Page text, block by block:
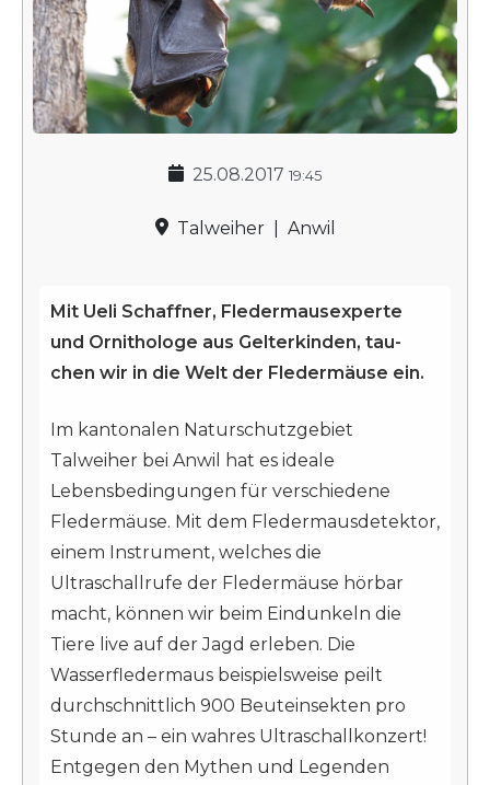
25.08.2017 19:45
Talweiher Anwil
Mit Ueli Schaffner, Fledermausexperte
und Ornithologe aus Gelterkinden, tau-
chen wir in die Welt der Fledermäuse ein.
Im kantonalen Naturschutzgebiet
Talweiher bei Anwil hat es ideale
Lebensbedingungen für verschiedene
Fledermäuse. Mit dem Fledermausdetektor,
einem Instrument, welches die
Ultraschallrufe der Fledermäuse hörbar
macht, können wir beim Eindunkeln die
Tiere live auf der Jagd erleben. Die
Wasserfledermaus beispielsweise peilt
durchschnittlich 900 Beuteinsekten pro
Stunde an – ein wahres Ultraschallkonzert!
Entgegen den Mythen und Legenden
Hochstamm-Most
Hochstamm Erhaltung
Fotowettbewerb 2019 - 2020